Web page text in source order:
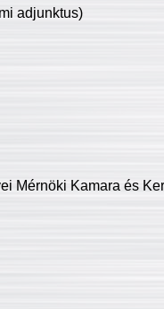
adjunktus)
Mérnöki Kamara és